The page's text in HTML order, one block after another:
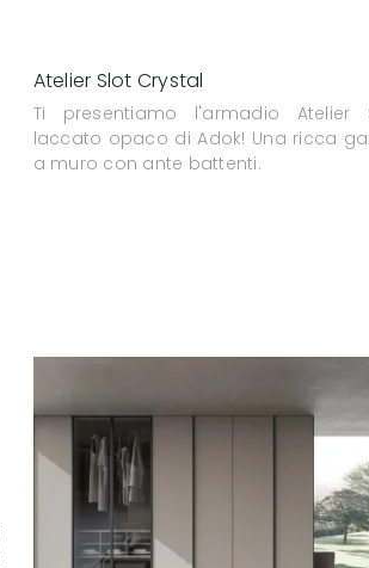
Atelier Slot Crystal
Ti presentiamo l'armadio Atelier
laccato opaco di Adok! Una ricca
a muro con ante battenti.